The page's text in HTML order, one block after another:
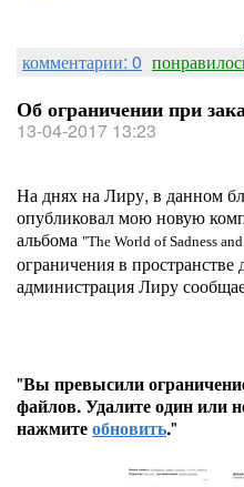
комментарии: 0
Об ограничении при
13-04-2017 13:23
На днях на Лиру, в данном
опубликовал мою новую
альбома "The World of Sadness
ограничения в пространстве
администрация Лиру
"Вы превысили
файлов. Удалите один или
нажмитеобновить."